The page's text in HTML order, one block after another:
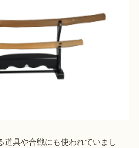
道具や合戦にも使われていまし